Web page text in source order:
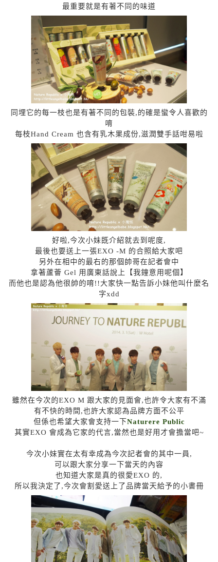
最重要就是有著不同的味道
同埋它的每一枝也是有著不同的包裝,的確是蠻令人喜歡的
唷
每枝Hand Cream 也含有乳木果成份,滋潤雙手話咁易啦
好啦,今次小妹既介紹就去到呢度,
最後也要送上一張EXO -M 的合照給大家吧
另外在相中的最右的那個帥哥在記者會中
拿著蘆薈 Gel 用廣東話說上【我鐘意用呢個】
而他也是認為他很帥的唷!!大家快一點告訴小妹他叫什麼名
字xdd
雖然在今次的EXO M 跟大家的見面會,也許令大家有不滿
有不快的時間,也許大家認為品牌方面不公平
但係也希望大家會支持一下Naturere Public
其實EXO 會成為它家的代言,當然也是好用才會擔當吧~
今次小妹實在太有幸成為今次記者會的其中一員,
可以跟大家分享一下當天的內容
也知道大家是真的很愛EXO 的,
所以我決定了,今次會割愛送上了品牌當天給予的小書冊